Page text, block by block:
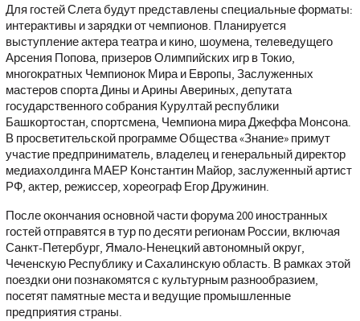
Для гостей Слета будут представлены специальные форматы:
интерактивы и зарядки от чемпионов. Планируется
выступление актера театра и кино, шоумена, телеведущего
Арсения Попова, призеров Олимпийских игр в Токио,
многократных Чемпионок Мира и Европы, Заслуженных
мастеров спорта Дины и Арины Авериных, депутата
государственного собрания Курултай республики
Башкортостан, спортсмена, Чемпиона мира Джеффа Монсона.
В просветительской программе Общества «Знание» примут
участие предприниматель, владелец и генеральный директор
медиахолдинга МАЕР Константин Майор, заслуженный артист
РФ, актер, режиссер, хореограф Егор Дружинин.
После окончания основной части форума 200 иностранных
гостей отправятся в тур по десяти регионам России, включая
Санкт-Петербург, Ямало-Ненецкий автономный округ,
Чеченскую Республику и Сахалинскую область. В рамках этой
поездки они познакомятся с культурным разнообразием,
посетят памятные места и ведущие промышленные
предприятия страны.